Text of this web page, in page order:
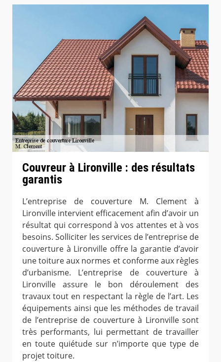
Couvreur à Lironville : des résultats
garantis
L’entreprise de couverture M. Clement à
Lironville intervient efficacement afin d’avoir un
résultat qui correspond à vos attentes et à vos
besoins. Solliciter les services de l’entreprise de
couverture à Lironville offre la garantie d’avoir
une toiture aux normes et conforme aux règles
d’urbanisme. L’entreprise de couverture à
Lironville assure le bon déroulement des
travaux tout en respectant la règle de l’art. Les
équipements ainsi que les méthodes de travail
de l’entreprise de couverture à Lironville sont
très performants, lui permettant de travailler
en toute quiétude sur n’importe que type de
projet toiture.